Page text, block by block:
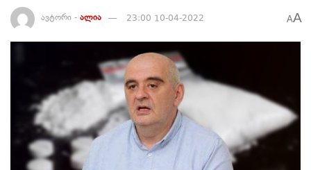
ავტორი - ალია 23:00 10-04-2022 AA